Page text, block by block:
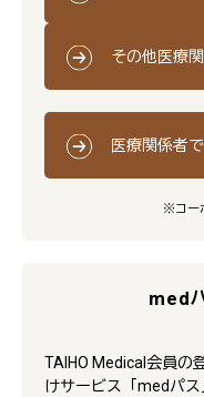
その他医療
医療関係者
※コー
med
TAIHO Medical会員の
けサービス「medパス